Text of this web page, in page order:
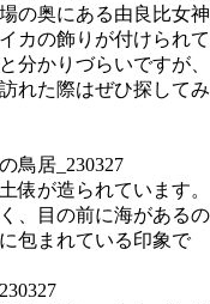
の奥にある由良比女神
カの飾りが付けられて
分かりづらいですが、
れた際はぜひ探してみ
俵が造られています。
、目の前に海があるの
包まれている印象で